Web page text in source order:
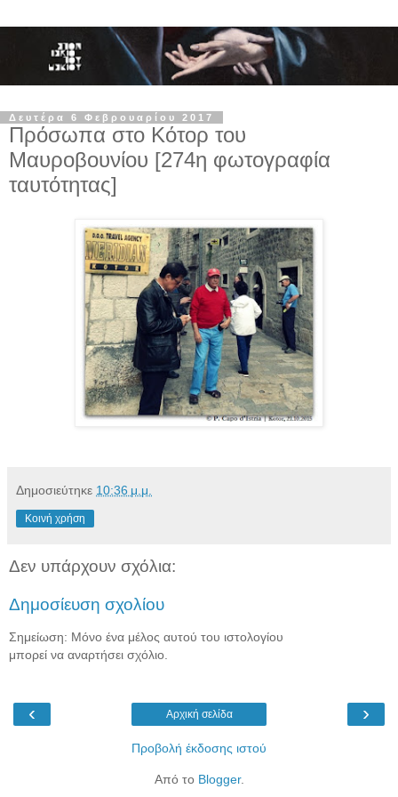
Δευτέρα 6 Φεβρουαρίου 2017
Πρόσωπα στο Κότορ του
Μαυροβουνίου [274η φωτογραφία
ταυτότητας]
Δημοσιεύτηκε 10:36 μ.μ.
Κοινή χρήση
Δεν υπάρχουν σχόλια:
Δημοσίευση σχολίου
Σημείωση: Μόνο ένα μέλος αυτού του ιστολογίου
μπορεί να αναρτήσει σχόλιο.
‹ ›
Αρχική σελίδα
Προβολή έκδοσης ιστού
Από το Blogger.